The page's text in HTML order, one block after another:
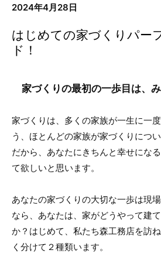
2024年4月28日
はじめての家づくりパー
ド！
家づくりの最初の一歩目は、
家づくりは、多くの家族が一生に一
う、ほとんどの家族が家づくりにつ
だから、あなたにきちんと幸せにな
て欲しいと思います。
あなたの家づくりの大切な一歩は現
なら、あなたは、家がどうやって建
か？はじめて、私たち森工務店を訪
く分けて２種類います。